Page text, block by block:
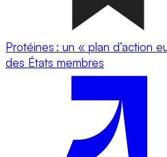
Protéines : un « plan d’action
des États membres